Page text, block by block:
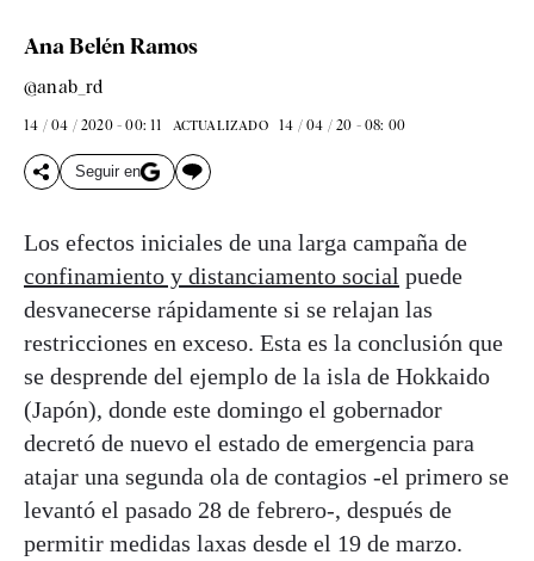
Ana Belén Ramos
@anab_rd
14 / 04 / 2020 - 00: 11 ACTUALIZADO 14 / 04 / 20 - 08: 00
Seguir en
Los efectos iniciales de una larga campaña de
confinamiento y distanciamento social puede
desvanecerse rápidamente si se relajan las
restricciones en exceso. Esta es la conclusión que
se desprende del ejemplo de la isla de Hokkaido
(Japón), donde este domingo el gobernador
decretó de nuevo el estado de emergencia para
atajar una segunda ola de contagios -el primero se
levantó el pasado 28 de febrero-, después de
permitir medidas laxas desde el 19 de marzo.